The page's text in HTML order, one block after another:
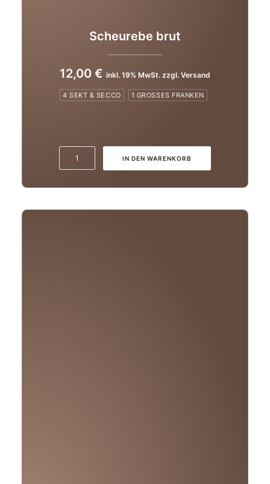
Scheurebe brut
12,00 € inkl. 19% MwSt. zzgl. Versand
4 SEKT & SECCO 1 GROSSES FRANKEN
Scheurebe
brut
Menge
IN DEN WARENKORB